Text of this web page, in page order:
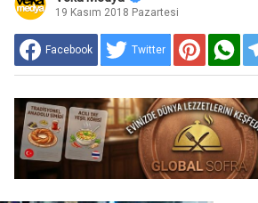
19 Kasım 2018 Pazartesi
Facebook Twitter